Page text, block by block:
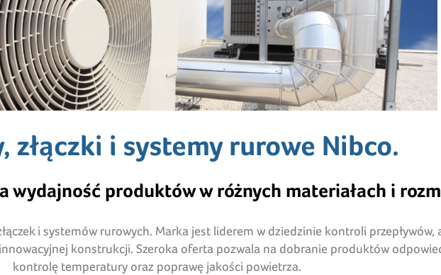
złączki i systemy rurowe Nibco.
wydajność produktów w różnych materiałach i
i systemów rurowych. Marka jest liderem w dziedzinie kontroli przepływów,
konstrukcji. Szeroka oferta pozwala na dobranie produktów
kontrolę temperatury oraz poprawę jakości powietrza.